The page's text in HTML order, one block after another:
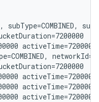
subType=COMBINED,